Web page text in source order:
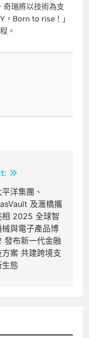
瑞將以技術為支
，Born to rise！」
拚搏征程。
洋集團、
及滙橋攜
相 2025 全球智
械與電子產品博
發布新一代金融
方案 共建跨境支
態